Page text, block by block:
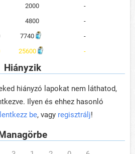
2000
-
4800
-
7740
-
25600 -
Hiányzik
hiányzó lapokat nem láthatod,
Ilyen és ehhez hasonló
be, vagy regisztrálj!